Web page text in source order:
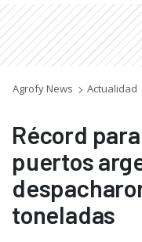
Agrofy News Actualidad
Récord
puertos
toneladas